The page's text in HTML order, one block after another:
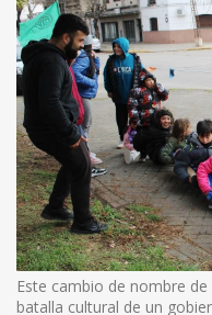
Este cambio de nombre
batalla cultural de un